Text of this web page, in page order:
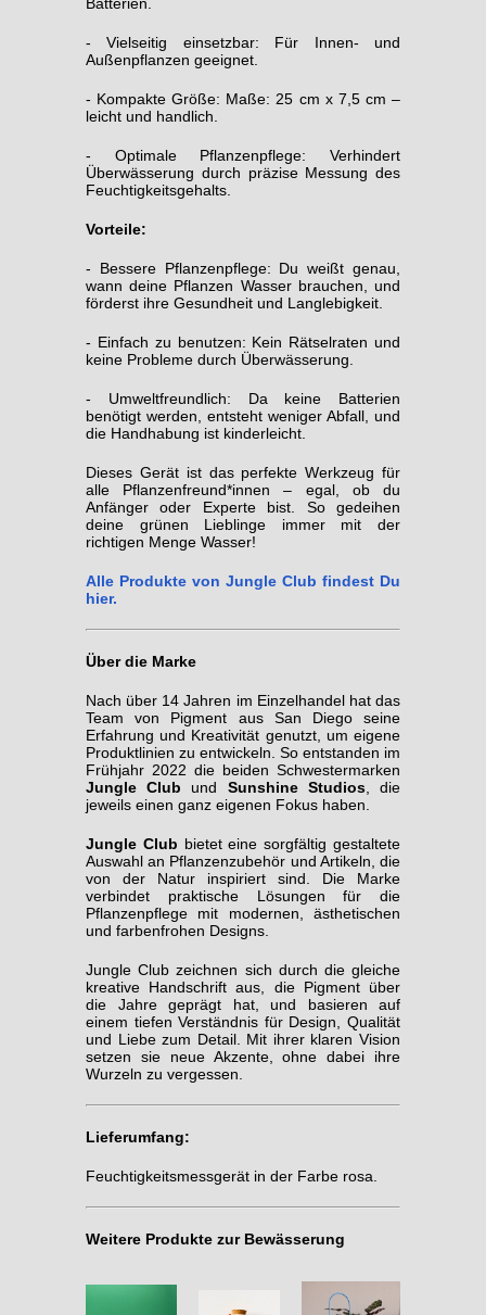
- Vielseitig einsetzbar: Für Innen- und
Außenpflanzen geeignet.
- Kompakte Größe: Maße: 25 cm x 7,5 cm –
leicht und handlich.
- Optimale Pflanzenpflege: Verhindert
Überwässerung durch präzise Messung des
Feuchtigkeitsgehalts.
Vorteile:
- Bessere Pflanzenpflege: Du weißt genau,
wann deine Pflanzen Wasser brauchen, und
förderst ihre Gesundheit und Langlebigkeit.
- Einfach zu benutzen: Kein Rätselraten und
keine Probleme durch Überwässerung.
- Umweltfreundlich: Da keine Batterien
benötigt werden, entsteht weniger Abfall, und
die Handhabung ist kinderleicht.
Dieses Gerät ist das perfekte Werkzeug für
alle Pflanzenfreund*innen – egal, ob du
Anfänger oder Experte bist. So gedeihen
deine grünen Lieblinge immer mit der
richtigen Menge Wasser!
Alle Produkte von Jungle Club findest Du
hier.
Über die Marke
Nach über 14 Jahren im Einzelhandel hat das
Team von Pigment aus San Diego seine
Erfahrung und Kreativität genutzt, um eigene
Produktlinien zu entwickeln. So entstanden im
Frühjahr 2022 die beiden Schwestermarken
Jungle Club und Sunshine Studios, die
jeweils einen ganz eigenen Fokus haben.
Jungle Club bietet eine sorgfältig gestaltete
Auswahl an Pflanzenzubehör und Artikeln, die
von der Natur inspiriert sind. Die Marke
verbindet praktische Lösungen für die
Pflanzenpflege mit modernen, ästhetischen
und farbenfrohen Designs.
Jungle Club zeichnen sich durch die gleiche
kreative Handschrift aus, die Pigment über
die Jahre geprägt hat, und basieren auf
einem tiefen Verständnis für Design, Qualität
und Liebe zum Detail. Mit ihrer klaren Vision
setzen sie neue Akzente, ohne dabei ihre
Wurzeln zu vergessen.
Lieferumfang:
Feuchtigkeitsmessgerät in der Farbe rosa.
Weitere Produkte zur Bewässerung